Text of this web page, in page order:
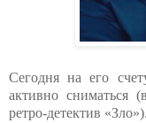
Сегодня на его
активно сниматься
ретро-детектив «Зло»).